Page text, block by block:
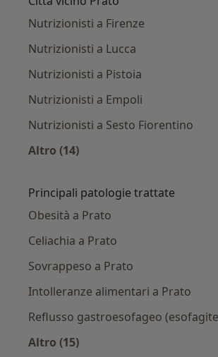
Nutrizionisti a Firenze
Nutrizionisti a Lucca
Nutrizionisti a Pistoia
Nutrizionisti a Empoli
Nutrizionisti a Sesto Fiorentino
Altro (14)
Principali patologie trattate
Obesità a Prato
Celiachia a Prato
Sovrappeso a Prato
Intolleranze alimentari a Prato
Reflusso gastroesofageo
Altro (15)